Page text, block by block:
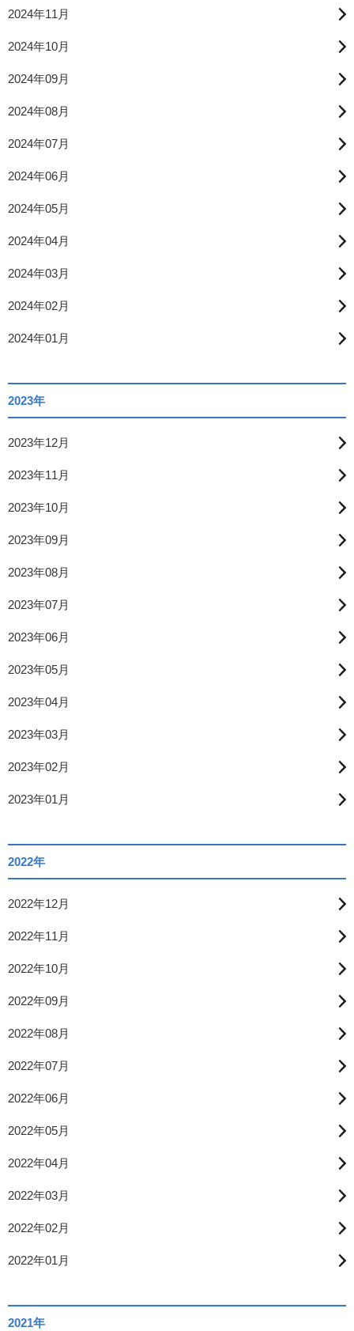
2024年11月
2024年10月
2024年09月
2024年08月
2024年07月
2024年06月
2024年05月
2024年04月
2024年03月
2024年02月
2024年01月
2023年
2023年12月
2023年11月
2023年10月
2023年09月
2023年08月
2023年07月
2023年06月
2023年05月
2023年04月
2023年03月
2023年02月
2023年01月
2022年
2022年12月
2022年11月
2022年10月
2022年09月
2022年08月
2022年07月
2022年06月
2022年05月
2022年04月
2022年03月
2022年02月
2022年01月
2021年